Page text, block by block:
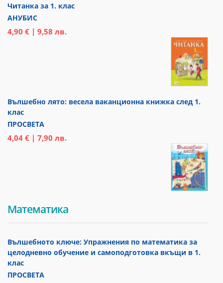
Читанка за 1. клас
АНУБИС
4,90 € | 9,58 лв.
Вълшебно лято: весела ваканционна книжка след 1.
клас
ПРОСВЕТА
4,04 € | 7,90 лв.
Математика
Вълшебното ключе: Упражнения по математика за
целодневно обучение и самоподготовка вкъщи в 1.
клас
ПРОСВЕТА